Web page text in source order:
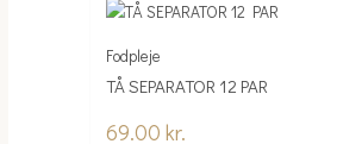
Fodpleje
TÅ SEPARATOR 12 PAR
69.00kr.